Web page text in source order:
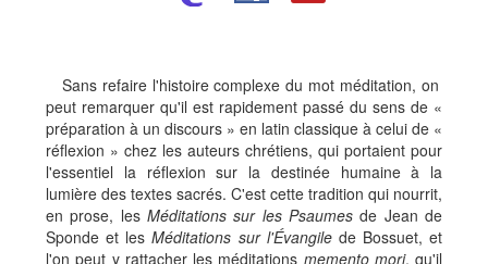
Sans refaire l'histoire complexe du mot méditation, on
peut remarquer qu'il est rapidement passé du sens de «
préparation à un discours » en latin classique à celui de «
réflexion » chez les auteurs chrétiens, qui portaient pour
l'essentiel la réflexion sur la destinée humaine à la
lumière des textes sacrés. C'est cette tradition qui nourrit,
en prose, les Méditations sur les Psaumes de Jean de
Sponde et lesMéditations sur l'Évangilede Bossuet, et
l'on peut y rattacher les méditations memento mori, qu'il